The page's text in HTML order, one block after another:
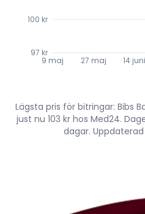
9 maj 27 maj 14 juni
97 kr
100 kr
Lägsta pris för bitringar: Bibs
just nu 103 kr hos Med24.
dagar.